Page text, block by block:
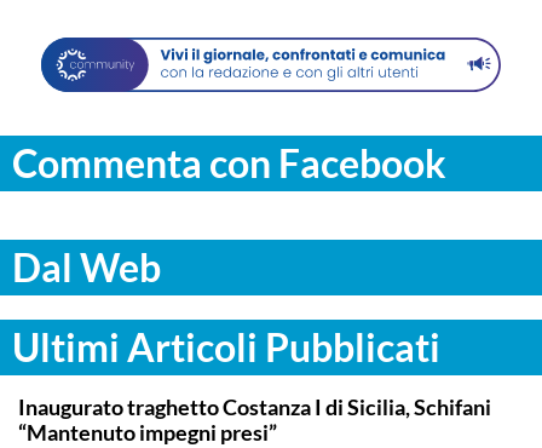
Commenta con Facebook
Dal Web
Ultimi Articoli Pubblicati
ITALPRESS
Inaugurato traghetto Costanza I di Sicilia, Schifani
“Mantenuto impegni presi”